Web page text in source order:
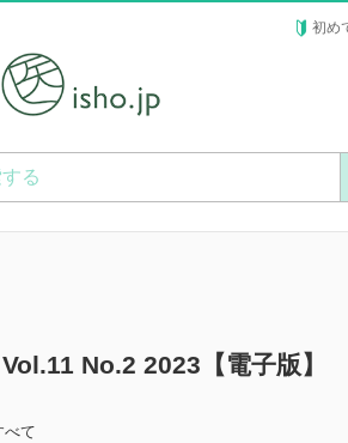
初め
No.2 2023【電子版】
べて